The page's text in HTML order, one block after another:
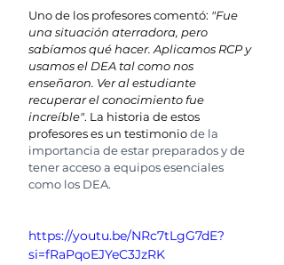
Uno de los profesores comentó: "Fue
una situación aterradora, pero
sabíamos qué hacer. Aplicamos RCP y
usamos el DEA tal como nos
enseñaron. Ver al estudiante
recuperar el conocimiento fue
increíble". La historia de estos
profesores es un testimonio de la
importancia de estar preparados y de
tener acceso a equipos esenciales
como los DEA.
https://youtu.be/NRc7tLgG7dE?
si=fRaPqoEJYeC3JzRK